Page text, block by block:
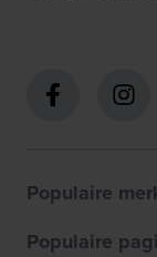
Populaire
Populaire